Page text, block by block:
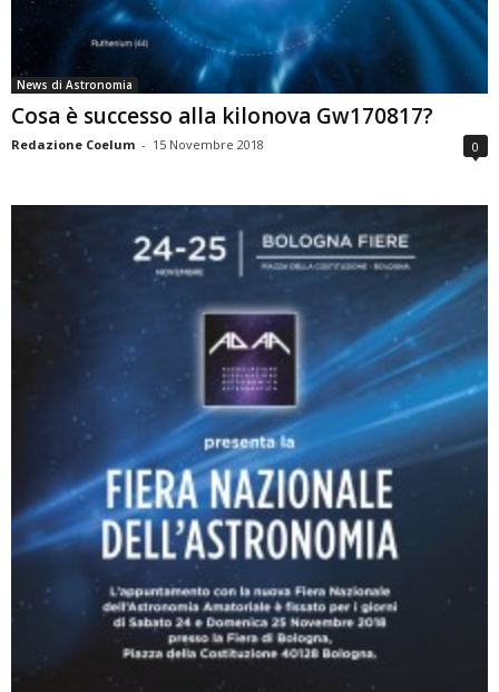
News di Astronomia
Cosa è successo alla kilonova Gw170817?
Redazione Coelum - 15 Novembre 2018 0